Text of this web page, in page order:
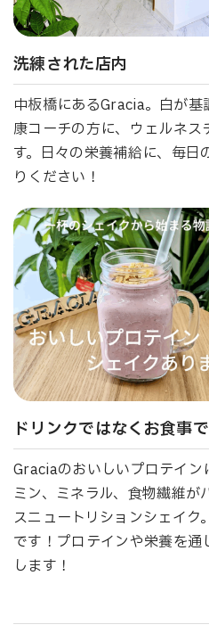
洗練された店内
中板橋にあるGracia。白が
康コーチの方に、ウェルネス
す。日々の栄養補給に、毎日
りください！
ドリンクではなくお食事
Graciaのおいしいプロテイン
ミン、ミネラル、食物繊維が
スニュートリションシェイ
です！プロテインや栄養を通
します！